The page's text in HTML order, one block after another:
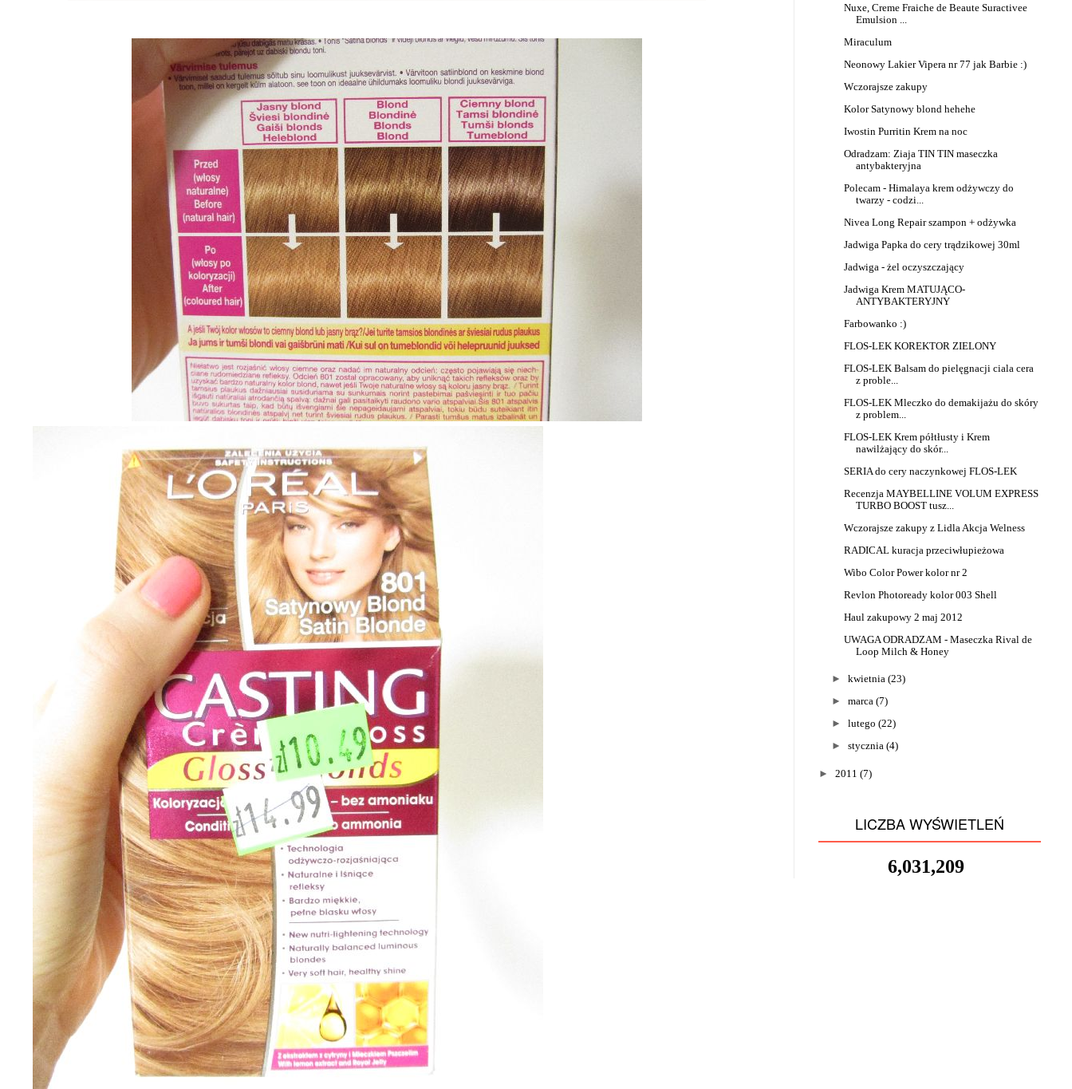
Nuxe, Creme Fraiche de Beaute Suractivee
Emulsion ...
Miraculum
Neonowy Lakier Vipera nr 77 jak Barbie :)
Wczorajsze zakupy
Kolor Satynowy blond hehehe
Iwostin Purritin Krem na noc
Odradzam: Ziaja TIN TIN maseczka
antybakteryjna
Polecam - Himalaya krem odżywczy do
twarzy - codzi...
Nivea Long Repair szampon + odżywka
Jadwiga Papka do cery trądzikowej 30ml
Jadwiga - żel oczyszczający
Jadwiga Krem MATUJĄCO-
ANTYBAKTERYJNY
Farbowanko :)
FLOS-LEK KOREKTOR ZIELONY
FLOS-LEK Balsam do pielęgnacji ciala cera
z proble...
FLOS-LEK Mleczko do demakijażu do skóry
z problem...
FLOS-LEK Krem półtłusty i Krem
nawilżający do skór...
SERIA do cery naczynkowej FLOS-LEK
Recenzja MAYBELLINE VOLUM EXPRESS
TURBO BOOST tusz...
Wczorajsze zakupy z Lidla Akcja Welness
RADICAL kuracja przeciwłupieżowa
Wibo Color Power kolor nr 2
Revlon Photoready kolor 003 Shell
Haul zakupowy 2 maj 2012
UWAGA ODRADZAM - Maseczka Rival de
Loop Milch & Honey
► kwietnia (23)
► marca (7)
► lutego (22)
► stycznia (4)
► 2011 (7)
LICZBA WYŚWIETLEŃ
6,031,209